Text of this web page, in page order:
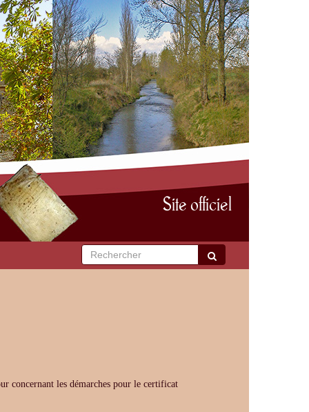
Site officiel
concernant les démarches pour le certificat